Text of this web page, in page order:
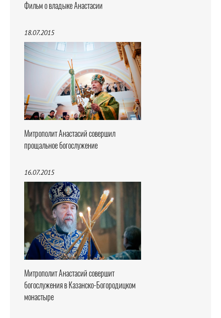
Фильм о владыке Анастасии
18.07.2015
Митрополит Анастасий совершил
прощальное богослужение
16.07.2015
Митрополит Анастасий совершит
богослужения в Казанско-Богородицком
монастыре